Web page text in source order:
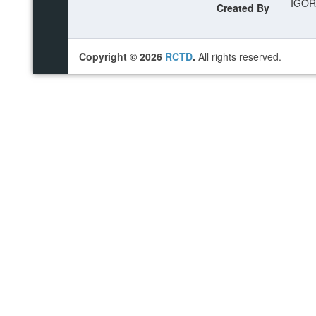
Created By
Copyright © 2026 RCTD. All rights reserved.